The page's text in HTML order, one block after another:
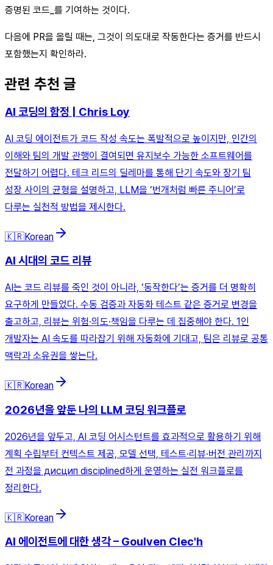
증명된 코드_를 기여하는 것이다.
다음에 PR을 올릴 때는, 그것이 의도대로 작동한다는 증거를 반드시
포함했는지 확인하라.
관련 추천 글
AI 코딩의 함정 | Chris Loy
AI 코딩 에이전트가 코드 작성 속도는 폭발적으로 높이지만, 인간의
이해와 팀의 개발 관행이 결여되면 유지보수 가능한 소프트웨어를
전달하기 어렵다. 테크 리드의 딜레마를 통해 단기 속도와 장기 팀
성장 사이의 균형을 설명하고, LLM을 ‘번개처럼 빠른 주니어’로
다루는 실천적 방법을 제시한다.
🇰🇷Korean
AI 시대의 코드 리뷰
AI는 코드 리뷰를 죽인 것이 아니라, ‘동작한다’는 증거를 더 명확히
요구하게 만들었다. 수동 검증과 자동화 테스트 같은 증거로 변경을
출고하고, 리뷰는 위험·의도·책임을 다루는 데 집중해야 한다. 1인
개발자는 AI 속도를 따라잡기 위해 자동화에 기대고, 팀은 리뷰로 공통
맥락과 소유권을 쌓는다.
🇰🇷Korean
2026년을 앞둔 나의 LLM 코딩 워크플로
2026년을 앞두고, AI 코딩 어시스턴트를 효과적으로 활용하기 위해
계획 수립부터 컨텍스트 제공, 모델 선택, 테스트·리뷰·버전 관리까지
전 과정을 дисцип disciplined하게 운영하는 실전 워크플로를
정리한다.
🇰🇷Korean
AI 에이전트에 대한 생각 – Goulven Clec'h